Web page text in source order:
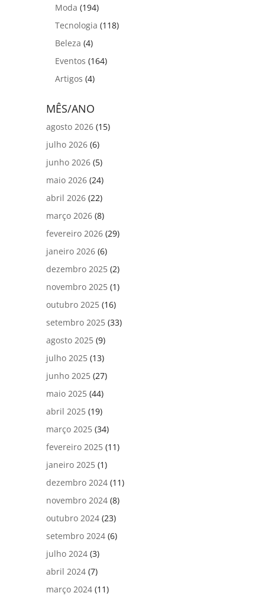
Moda (194)
Tecnologia (118)
Beleza (4)
Eventos (164)
Artigos (4)
MÊS/ANO
agosto 2026 (15)
julho 2026 (6)
junho 2026 (5)
maio 2026 (24)
abril 2026 (22)
março 2026 (8)
fevereiro 2026 (29)
janeiro 2026 (6)
dezembro 2025 (2)
novembro 2025 (1)
outubro 2025 (16)
setembro 2025 (33)
agosto 2025 (9)
julho 2025 (13)
junho 2025 (27)
maio 2025 (44)
abril 2025 (19)
março 2025 (34)
fevereiro 2025 (11)
janeiro 2025 (1)
dezembro 2024 (11)
novembro 2024 (8)
outubro 2024 (23)
setembro 2024 (6)
julho 2024 (3)
abril 2024 (7)
março 2024 (11)